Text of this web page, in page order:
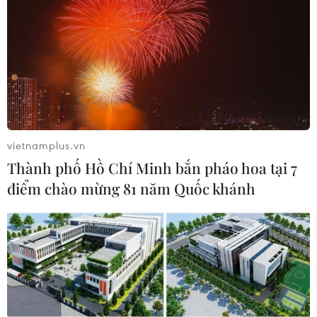
thư Bắc Ireland
21/07/2021 14:46
Nghị định thư Bắc Ireland là một phần của thỏa thuận
Brexit mà Anh và EU đạt được vào năm 2020 và đây
cũng là một nội dung đàm phán khó khăn nhất.
vietnamplus.vn
Thành phố Hồ Chí Minh bắn pháo hoa tại 7
điểm chào mừng 81 năm Quốc khánh